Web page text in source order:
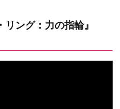
リング：力の指輪』